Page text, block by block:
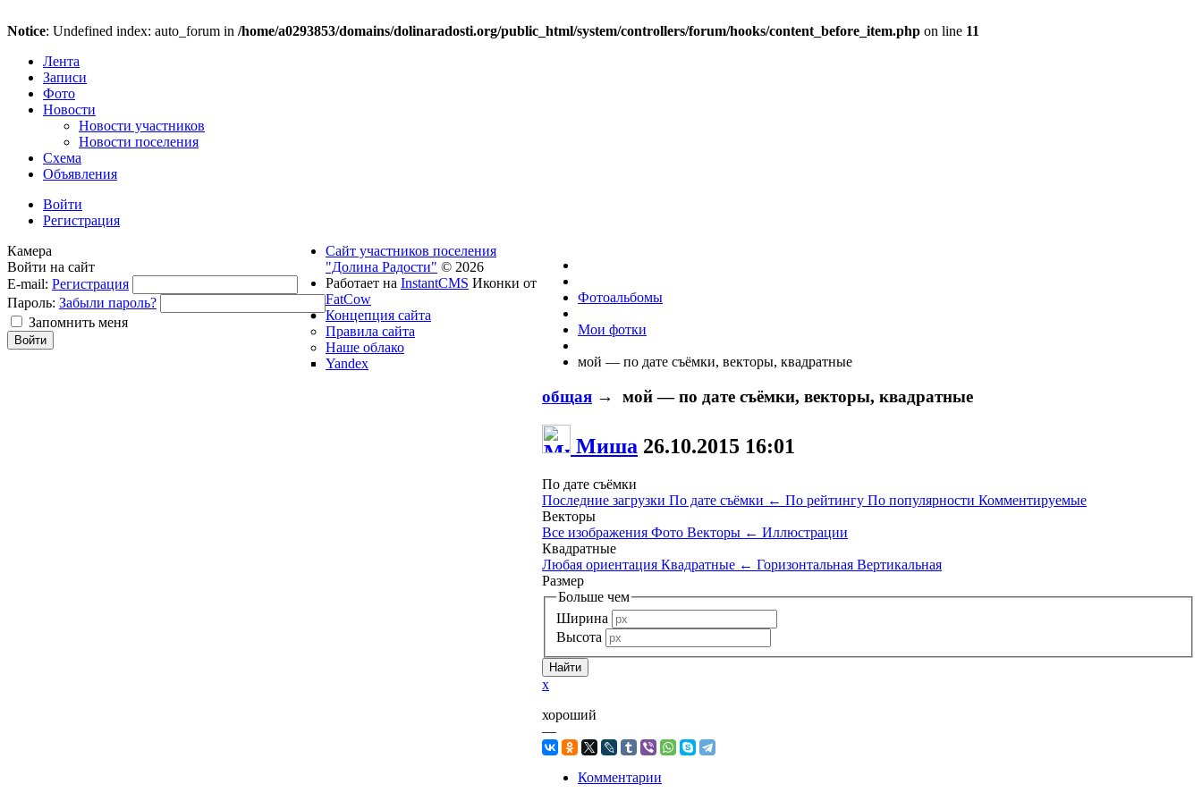
Notice: Undefined index: auto_forum in /home/a0293853/domains/dolinaradosti.org/public_html/system/controllers/forum/hooks/content_before_item.php on line 11
Лента
Записи
Фото
Новости
Новости участников
Новости поселения
Схема
Объявления
Войти
Регистрация
Фотоальбомы
Мои фотки
мой — по дате съёмки, векторы, квадратные
общая → мой — по дате съёмки, векторы, квадратные
Миша 26.10.2015 16:01
По дате съёмки
Последние загрузки По дате съёмки ← По рейтингу По популярности Комментируемые
Векторы
Все изображения Фото Векторы ← Иллюстрации
Квадратные
Любая ориентация Квадратные ← Горизонтальная Вертикальная
Размер
Больше чем
Ширина
Высота
x
хороший
—
Комментарии
Камера
Войти на сайт
E-mail: Регистрация
Пароль: Забыли пароль?
Запомнить меня
Сайт участников поселения
"Долина Радости" © 2026
Работает на InstantCMS Иконки от
FatCow
Концепция сайта
Правила сайта
Наше облако
Yandex